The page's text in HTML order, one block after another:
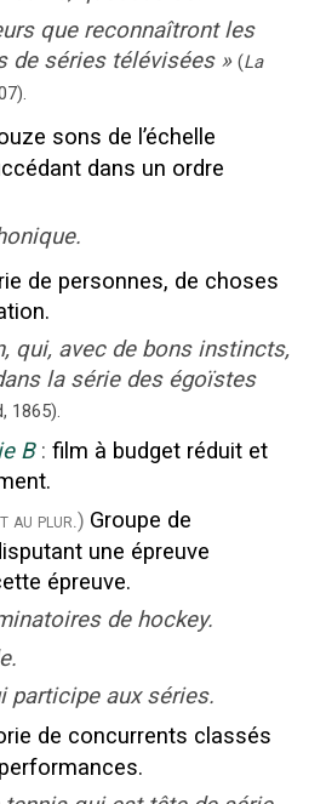
que reconnaîtront les
de séries télévisées » (La
).
sons de l’échelle
dans un ordre
de personnes, de choses
qui, avec de bons instincts,
la série des égoïstes
1865).
B : film à budget réduit et
au plur.) Groupe de
une épreuve
épreuve.
de hockey.
participe aux séries.
de concurrents classés